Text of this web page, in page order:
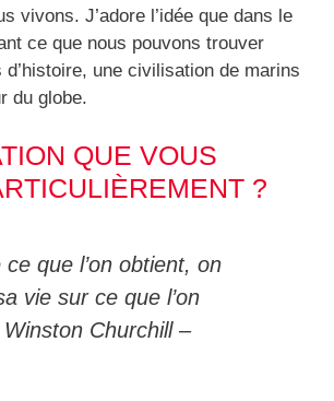
vivons. J’adore l’idée que dans le
ce que nous pouvons trouver
une civilisation de marins
du globe.
QUE VOUS
?
ce que l’on obtient, on
vie sur ce que l’on
Winston Churchill –